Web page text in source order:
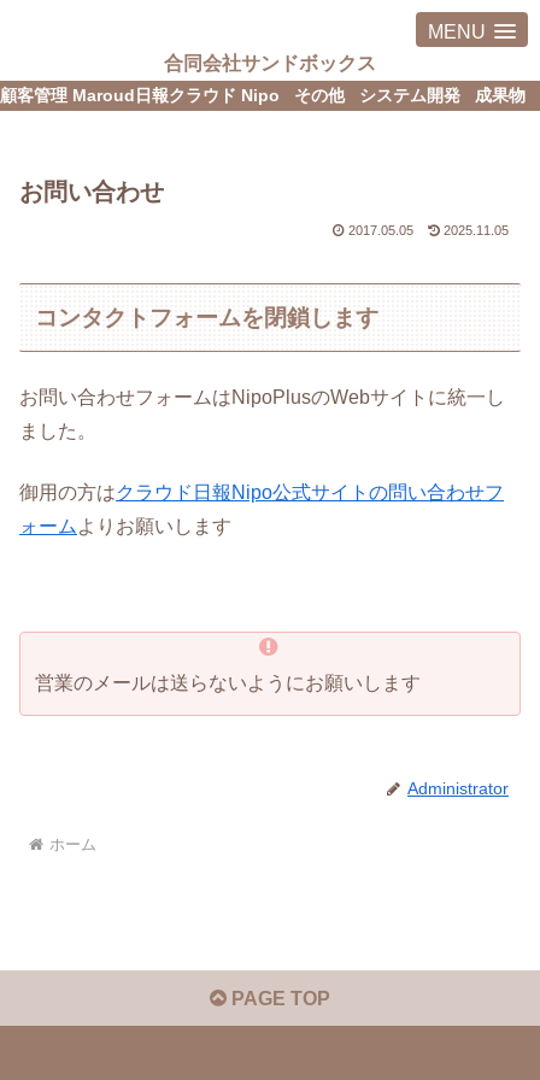
MENU
合同会社サンドボックス
顧客管理 Maroud 日報クラウド Nipo その他 システム開発 成果物
お問い合わせ
2017.05.05 2025.11.05
コンタクトフォームを閉鎖します
お問い合わせフォームはNipoPlusのWebサイトに統一し
ました。
御用の方はクラウド日報Nipo公式サイトの問い合わせフ
ォーム よりお願いします
営業のメールは送らないようにお願いします
Administrator
ホーム
PAGE TOP